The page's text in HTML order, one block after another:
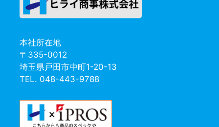
本社所在地
〒335-0012
埼玉県戸田市中町1-20-13
TEL. 048-443-9788